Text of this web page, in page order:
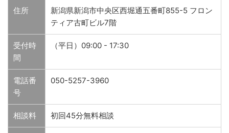
住所
新潟県新潟市中央区西堀通五番町855-5 フロン
ティア古町ビル7階
受付時
間
（平日）09:00 - 17:30
電話番
号
050-5257-3960
相談料 初回45分無料相談